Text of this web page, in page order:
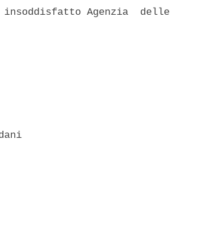
Agenzia  delle